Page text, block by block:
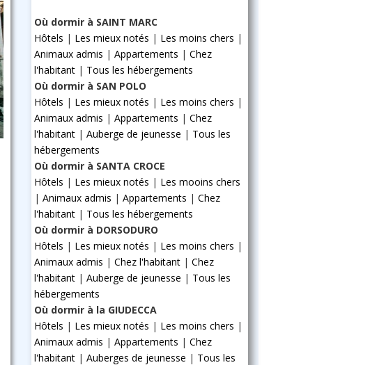
Où dormir à SAINT MARC
Hôtels | Les mieux notés | Les moins chers |
Animaux admis | Appartements | Chez
l'habitant| Tous les hébergements
Où dormir à SAN POLO
Hôtels | Les mieux notés | Les moins chers |
Animaux admis | Appartements | Chez
l'habitant| Auberge de jeunesse | Tous les
hébergements
Où dormir à SANTA CROCE
Hôtels | Les mieux notés | Les mooins chers
| Animaux admis | Appartements | Chez
l'habitant| Tous les hébergements
Où dormir à DORSODURO
Hôtels | Les mieux notés | Les moins chers |
Animaux admis | Chez l'habitant| Chez
l'habitant| Auberge de jeunesse | Tous les
hébergements
Où dormir à la GIUDECCA
Hôtels | Les mieux notés | Les moins chers |
Animaux admis | Appartements | Chez
l'habitant| Auberges de jeunesse | Tous les